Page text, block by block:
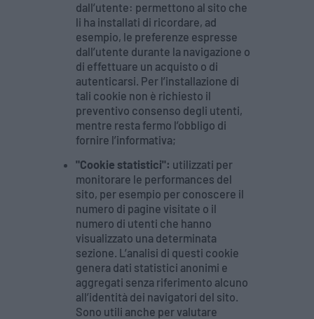
dall’utente: permettono al sito che
li ha installati di ricordare, ad
esempio, le preferenze espresse
dall’utente durante la navigazione o
di effettuare un acquisto o di
autenticarsi. Per l’installazione di
tali cookie non è richiesto il
preventivo consenso degli utenti,
mentre resta fermo l’obbligo di
fornire l’informativa;
"Cookie statistici": utilizzati per
monitorare le performances del
sito, per esempio per conoscere il
numero di pagine visitate o il
numero di utenti che hanno
visualizzato una determinata
sezione. L’analisi di questi cookie
genera dati statistici anonimi e
aggregati senza riferimento alcuno
all’identità dei navigatori del sito.
Sono utili anche per valutare